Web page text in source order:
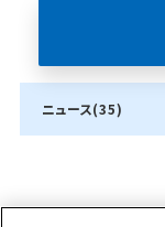
ニュース(35)